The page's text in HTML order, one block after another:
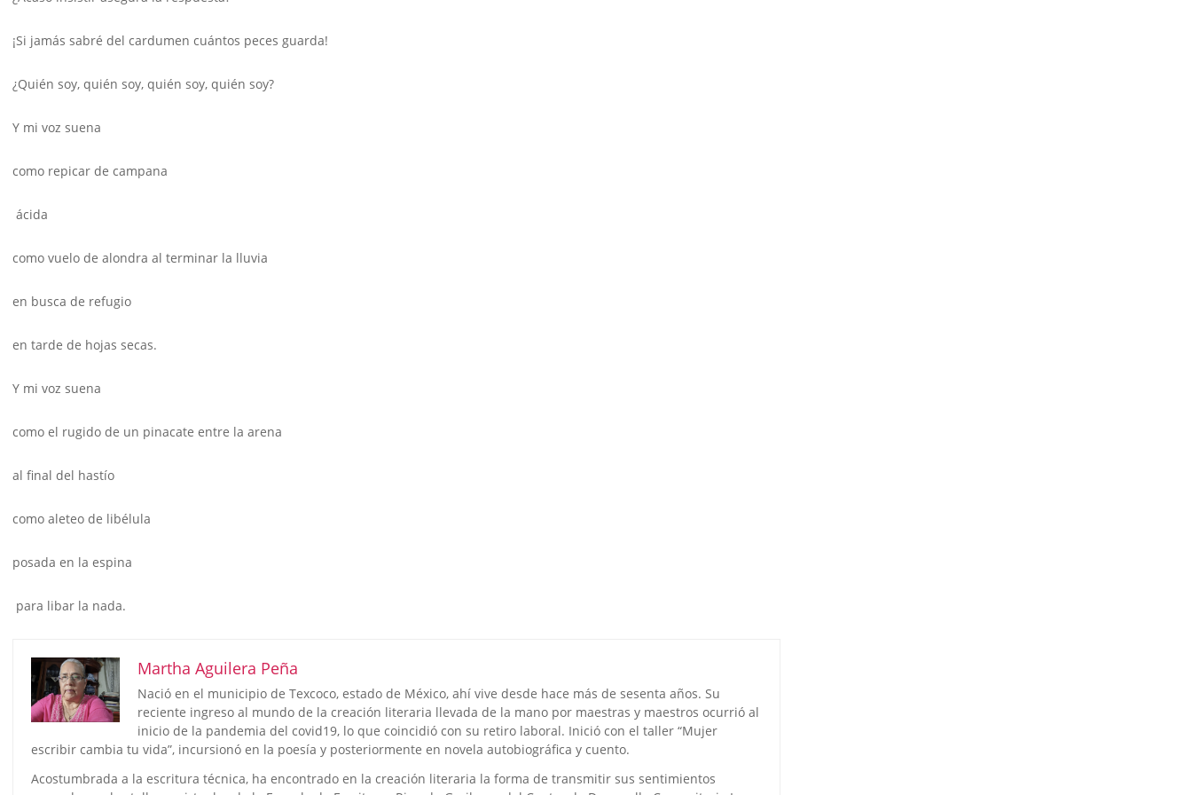
¡Si jamás sabré del cardumen cuántos peces guarda!
¿Quién soy, quién soy, quién soy, quién soy?
Y mi voz suena
como repicar de campana
ácida
como vuelo de alondra al terminar la lluvia
en busca de refugio
en tarde de hojas secas.
Y mi voz suena
como el rugido de un pinacate entre la arena
al final del hastío
como aleteo de libélula
posada en la espina
para libar la nada.
Martha Aguilera Peña
Nació en el municipio de Texcoco, estado de México, ahí vive desde hace más de sesenta años. Su
reciente ingreso al mundo de la creación literaria llevada de la mano por maestras y maestros ocurrió al
inicio de la pandemia del covid19, lo que coincidió con su retiro laboral. Inició con el taller “Mujer
escribir cambia tu vida”, incursionó en la poesía y posteriormente en novela autobiográfica y cuento.
Acostumbrada a la escritura técnica, ha encontrado en la creación literaria la forma de transmitir sus sentimientos